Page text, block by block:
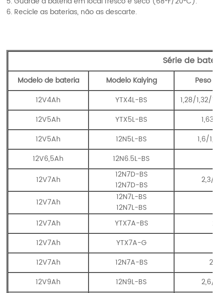
6. Recicle as baterias, não as descarte.
Série de
Modelo de bateria Modelo Kaiying
Peso
12V4Ah
YTX4L-BS
1,28/1,32/
12V5Ah
YTX5L-BS
12V5Ah
12N5L-BS
1,6/
12V6,5Ah
12N6.5L-BS
12V7Ah
12N7D-BS
12N7D-BS
2,3/
12V7Ah
12N7L-BS
12N7L-BS
12V7Ah
YTX7A-BS
12V7Ah
YTX7A-G
12V7Ah
12N7A-BS
12V9Ah
12N9L-BS
2,6/